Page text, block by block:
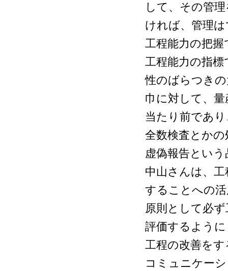
して、その管
ければ、管理
工程能力の把握
工程能力の指
性のばらつき
巾に対して、
当たり前であ
全数検査とか
虚偽報告とい
中山さんは、
することへの
原則として必
評価するよう
工程の改善を
コミュニケー